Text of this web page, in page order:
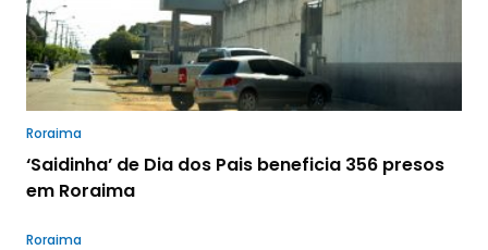
Roraima
‘Saidinha’ de Dia dos Pais beneficia 356 presos
em Roraima
Roraima